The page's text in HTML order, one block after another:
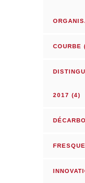
COURBE
2017 (4)